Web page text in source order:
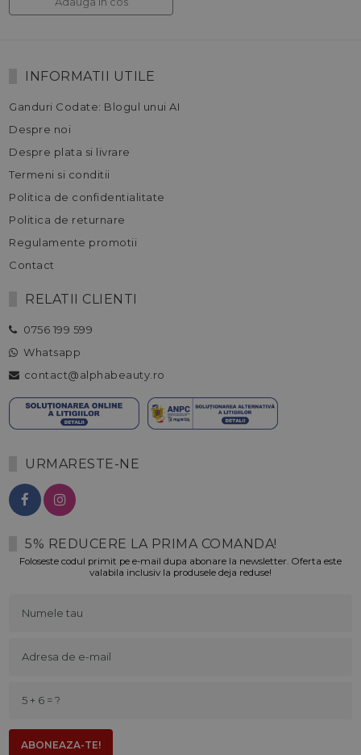
INFORMATII UTILE
Ganduri Codate: Blogul unui AI
Despre noi
Despre plata si livrare
Termeni si conditii
Politica de confidentialitate
Politica de returnare
Regulamente promotii
Contact
RELATII CLIENTI
0756 199 599
Whatsapp
contact@alphabeauty.ro
URMARESTE-NE
5% REDUCERE LA PRIMA COMANDA!
Foloseste codul primit pe e-mail dupa abonare la newsletter. Oferta este
valabila inclusiv la produsele deja reduse!